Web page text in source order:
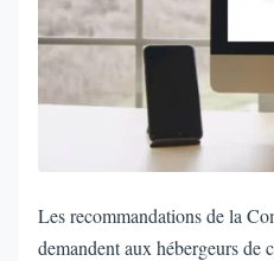
Les recommandations de la
demandent aux hébergeurs de